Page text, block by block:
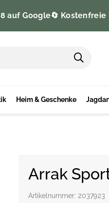
auf Google🔄 Kostenfreie
Heim & Geschenke
Arrak
Artikelnummer: 2037923